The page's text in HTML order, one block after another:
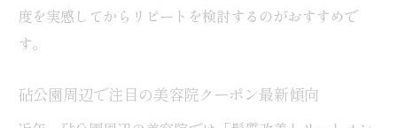
度を実感してからリピートを検討するのがおすすめで
す。
砧公園周辺で注目の美容院クーポン最新傾向